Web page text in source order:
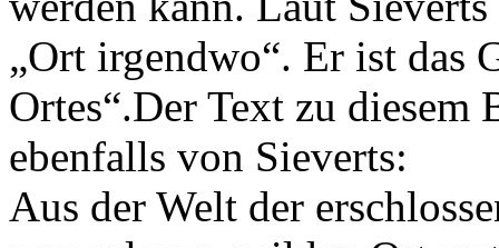
„Ort irgendwo“. Er ist das
Ortes“.Der Text zu
ebenfalls von Sieverts:
Aus der Welt der